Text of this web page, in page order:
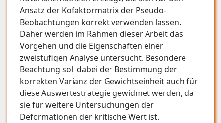
Ansatz der Kofaktormatrix der Pseudo-
Beobachtungen korrekt verwenden lassen.
Daher werden im Rahmen dieser Arbeit das
Vorgehen und die Eigenschaften einer
zweistufigen Analyse untersucht. Besondere
Beachtung soll dabei der Bestimmung der
korrekten Varianz der Gewichtseinheit auch für
diese Auswertestrategie gewidmet werden, da
sie für weitere Untersuchungen der
Deformationen der kritische Wert ist.